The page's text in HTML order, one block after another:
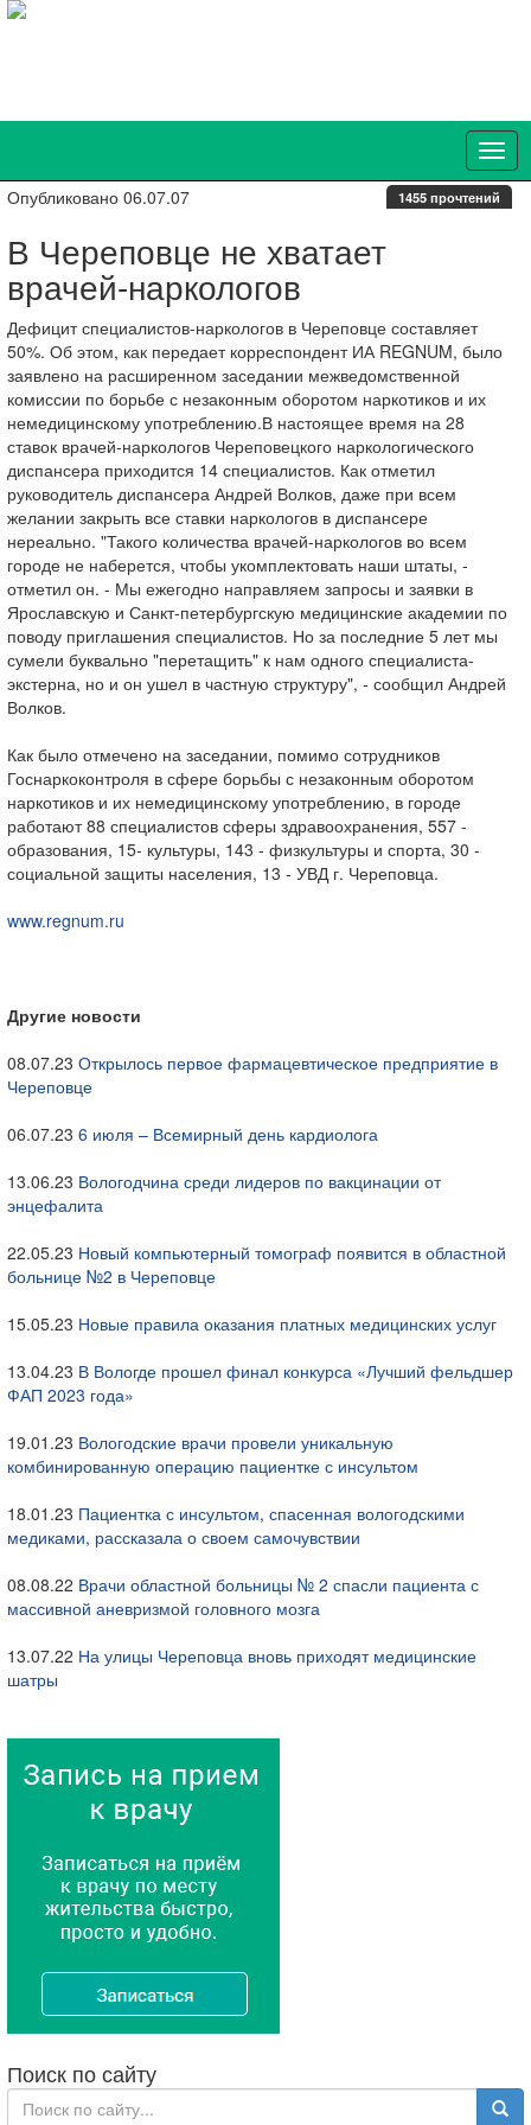
Опубликовано 06.07.07 1455 прочтений
В Череповце не хватает
врачей-наркологов
Дефицит специалистов-наркологов в Череповце составляет
50%. Об этом, как передает корреспондент ИА REGNUM, было
заявлено на расширенном заседании межведомственной
комиссии по борьбе с незаконным оборотом наркотиков и их
немедицинскому употреблению.В настоящее время на 28
ставок врачей-наркологов Череповецкого наркологического
диспансера приходится 14 специалистов. Как отметил
руководитель диспансера Андрей Волков, даже при всем
желании закрыть все ставки наркологов в диспансере
нереально. "Такого количества врачей-наркологов во всем
городе не наберется, чтобы укомплектовать наши штаты, -
отметил он. - Мы ежегодно направляем запросы и заявки в
Ярославскую и Санкт-петербургскую медицинские академии по
поводу приглашения специалистов. Но за последние 5 лет мы
сумели буквально "перетащить" к нам одного специалиста-
экстерна, но и он ушел в частную структуру", - сообщил Андрей
Волков.
Как было отмечено на заседании, помимо сотрудников
Госнаркоконтроля в сфере борьбы с незаконным оборотом
наркотиков и их немедицинскому употреблению, в городе
работают 88 специалистов сферы здравоохранения, 557 -
образования, 15- культуры, 143 - физкультуры и спорта, 30 -
социальной защиты населения, 13 - УВД г. Череповца.
www.regnum.ru
Другие новости
08.07.23 Открылось первое фармацевтическое предприятие в
Череповце
06.07.23 6 июля – Всемирный день кардиолога
13.06.23 Вологодчина среди лидеров по вакцинации от
энцефалита
22.05.23 Новый компьютерный томограф появится в областной
больнице №2 в Череповце
15.05.23 Новые правила оказания платных медицинских услуг
13.04.23 В Вологде прошел финал конкурса «Лучший фельдшер
ФАП 2023 года»
19.01.23 Вологодские врачи провели уникальную
комбинированную операцию пациентке с инсультом
18.01.23 Пациентка с инсультом, спасенная вологодскими
медиками, рассказала о своем самочувствии
08.08.22 Врачи областной больницы № 2 спасли пациента с
массивной аневризмой головного мозга
13.07.22 На улицы Череповца вновь приходят медицинские
шатры
Поиск по сайту